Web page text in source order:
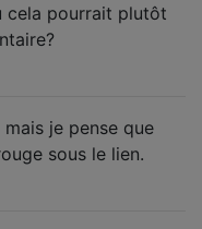
cela pourrait plutôt
mais je pense que
sous le lien.